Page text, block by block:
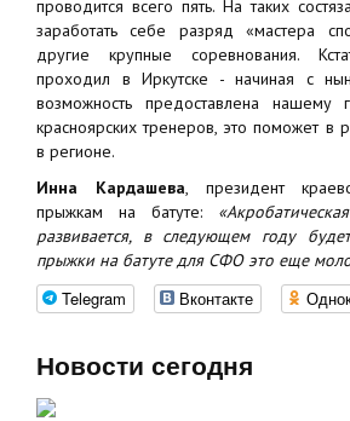
проводится всего пять. На таких
заработать себе разряд «мастера
другие крупные соревнования.
проходил в Иркутске - начиная с
возможность предоставлена
красноярских тренеров, это поможет в
в регионе.
Инна Кардашева, президент
прыжкам на батуте:
развивается, в следующем году
прыжки на батуте для СФО это еще
Telegram Вконтакте
Новости сегодня